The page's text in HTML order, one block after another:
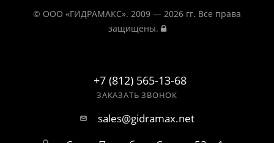
© ООО «ГИДРАМАКС». 2009 — 2026 гг. Все права
защищены.
+7 (812) 565-13-68
ЗАКАЗАТЬ ЗВОНОК
sales@gidramax.net